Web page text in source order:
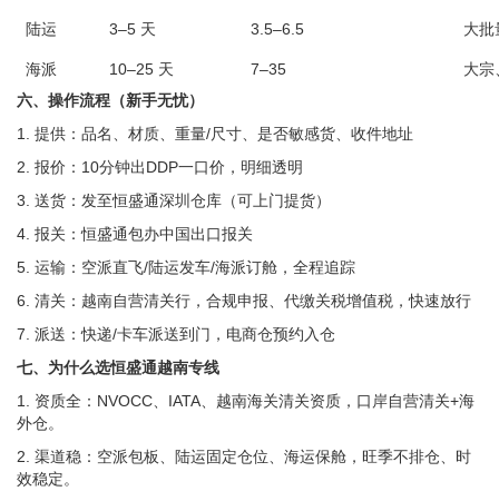
陆运 3–5 天 3.5–6.5 大批
海派 10–25 天 7–35
大宗
六、操作流程（新手无忧）
1. 提供：品名、材质、重量/尺寸、是否敏感货、收件地址
2. 报价：10分钟出DDP一口价，明细透明
3. 送货：发至恒盛通深圳仓库（可上门提货）
4. 报关：恒盛通包办中国出口报关
5. 运输：空派直飞/陆运发车/海派订舱，全程追踪
6. 清关：越南自营清关行，合规申报、代缴关税增值税，快速放行
7. 派送：快递/卡车派送到门，电商仓预约入仓
七、为什么选恒盛通越南专线
1. 资质全：NVOCC、IATA、越南海关清关资质，口岸自营清关+海
外仓。
2. 渠道稳：空派包板、陆运固定仓位、海运保舱，旺季不排仓、时
效稳定。